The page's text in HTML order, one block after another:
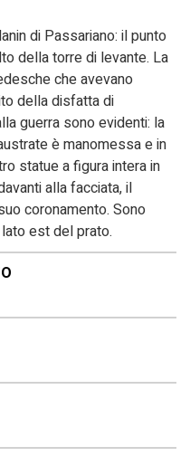
di Passariano: il punto
della torre di levante. La
che avevano
della disfatta di
guerra sono evidenti: la
è manomessa e in
statue a figura intera in
alla facciata, il
coronamento. Sono
est del prato.